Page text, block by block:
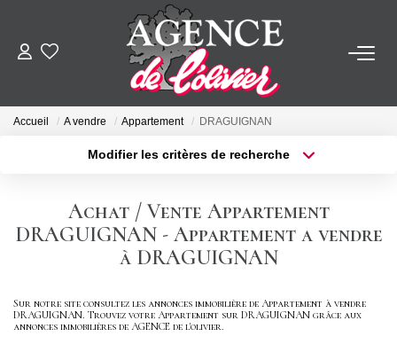
ACHETER
FAIRE GÉRER
SYNDIC
Accueil A vendre Appartement DRAGUIGNAN
Modifier les critères de recherche
Sélectionnez...
Type de bien
Surface min
Créer une alerte
Achat / Vente Appartement
DRAGUIGNAN - Appartement a vendre
à DRAGUIGNAN
Sur notre site consultez les annonces immobilière de Appartement à vendre
DRAGUIGNAN. Trouvez votre Appartement sur DRAGUIGNAN grâce aux
annonces immobilières de AGENCE de l'olivier.